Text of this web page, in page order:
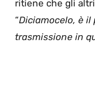
ritiene che gli
“Diciamocelo, è il
trasmissione in